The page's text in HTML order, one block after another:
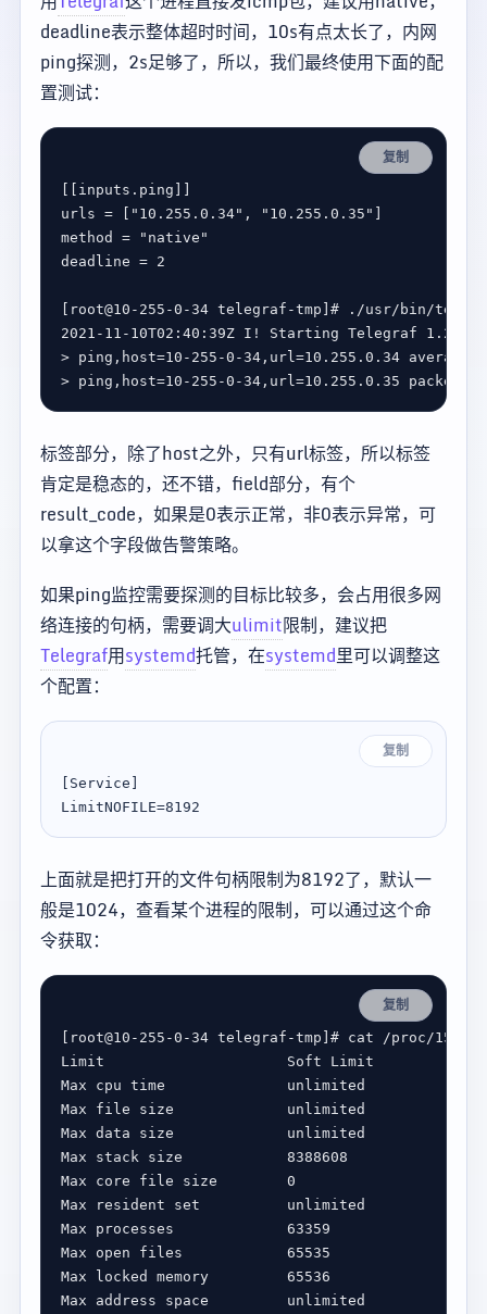
deadline表示整体超时时间，10s有点太长了，内网
ping探测，2s足够了，所以，我们最终使用下面的配
置测试：
复制
inputs . ping
urls = [ "10.255.0.34" , "10.255.0.35"
method
=
"native"
deadline = 2
root@10-255-0-34 telegraf-tmp # ./usr/bin/
2021-11-10T02:40:39Z I ! Starting Telegraf 1.20
> ping , host=10-255-0-34 , url=10.255 . 0.34
> ping , host=10-255-0-34 , url=10.255 . 0.35
标签部分，除了host之外，只有url标签，所以标签
肯定是稳态的，还不错，field部分，有个
result_code，如果是0表示正常，非0表示异常，可
以拿这个字段做告警策略。
如果ping监控需要探测的目标比较多，会占用很多网
络连接的句柄，需要调大ulimit限制，建议把
Telegraf用systemd托管，在systemd里可以调整这
个配置：
复制
[Service]
上面就是把打开的文件句柄限制为8192了，默认一
般是1024，查看某个进程的限制，可以通过这个命
令获取：
复制
root@10-255-0-34 telegraf-tmp # cat /proc/
Max stack size 8388608
Max core file size 0
Max processes 63359
Max open files 65535
Max locked memory 65536